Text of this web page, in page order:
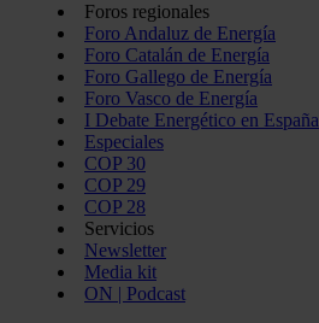
Foros regionales
Foro Andaluz de Energía
Foro Catalán de Energía
Foro Gallego de Energía
Foro Vasco de Energía
I Debate Energético en España
Especiales
COP 30
COP 29
COP 28
Servicios
Newsletter
Media kit
ON | Podcast